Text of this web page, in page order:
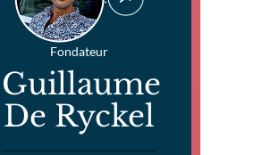
Fondateur
Guillaume
De Ryckel